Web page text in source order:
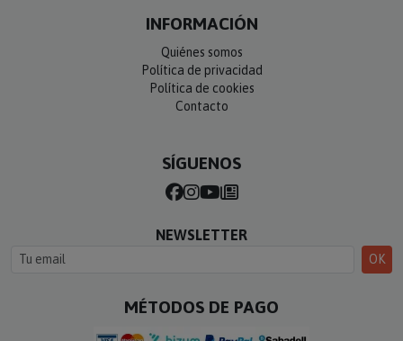
INFORMACIÓN
Quiénes somos
Política de privacidad
Política de cookies
Contacto
SÍGUENOS
NEWSLETTER
OK
MÉTODOS DE PAGO